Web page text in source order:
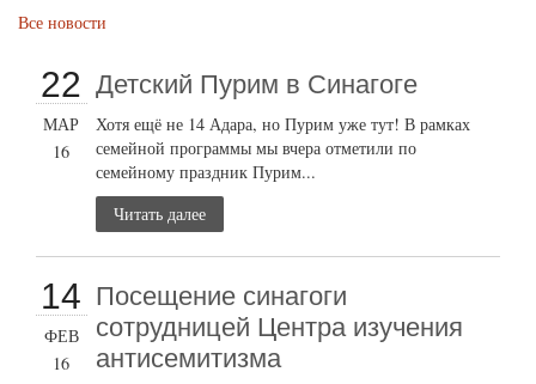
Все новости
22
МАР
16
Детский Пурим в Синагоге
Хотя ещё не 14 Адара, но Пурим уже тут! В рамках
семейной программы мы вчера отметили по
семейному праздник Пурим...
Читать далее
14
ФЕВ
16
Посещение синагоги
сотрудницей Центра изучения
антисемитизма